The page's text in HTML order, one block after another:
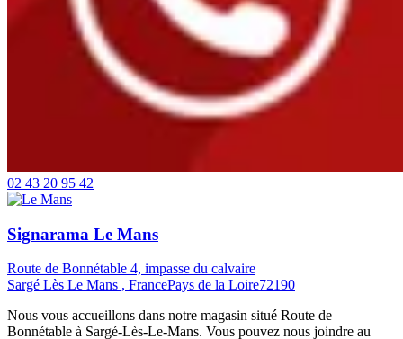
02 43 20 95 42
Signarama Le Mans
Route de Bonnétable 4, impasse du calvaire
Sargé Lès Le Mans , FrancePays de la Loire72190
Nous vous accueillons dans notre magasin situé Route de
Bonnétable à Sargé-Lès-Le-Mans. Vous pouvez nous joindre au